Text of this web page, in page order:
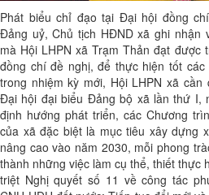
Phát biểu chỉ đạo tại Đại hội đồng
Đảng uỷ, Chủ tịch HĐND xã ghi nhận
mà Hội LHPN xã Trạm Thản đạt được
đồng chí đề nghị, để thực hiện tốt
trong nhiệm kỳ mới, Hội LHPN xã
Đại hội đại biểu Đảng bộ xã lần thứ I,
định hướng phát triển, các Chương
của xã đặc biệt là mục tiêu xây dựng
nâng cao vào năm 2030, mỗi phong
thành những việc làm cụ thể, thiết thực
triệt Nghị quyết số 11 về công tác